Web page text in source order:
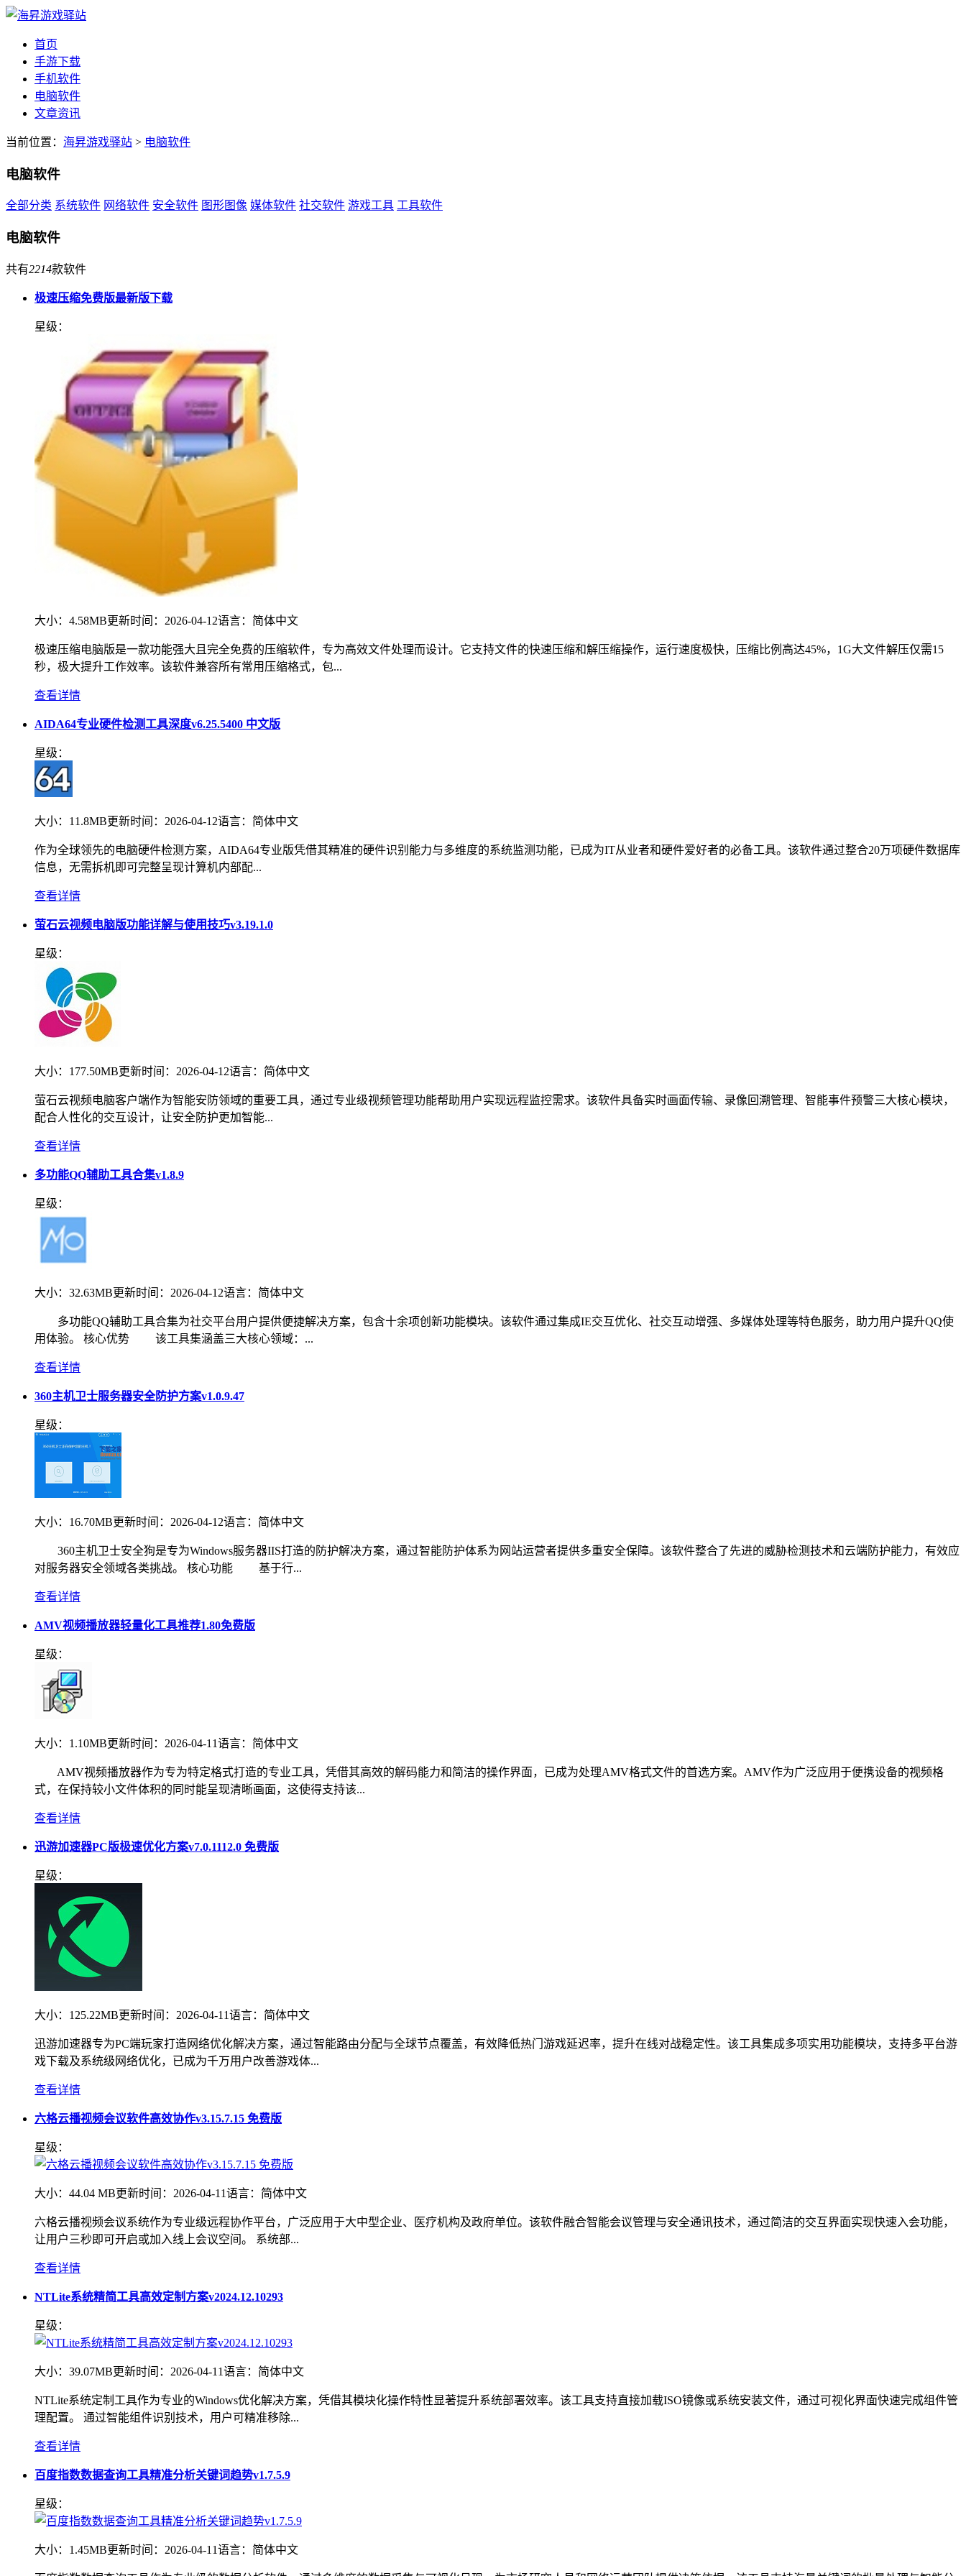
首页
手游下载
手机软件
电脑软件
文章资讯
当前位置： 海昇游戏驿站 > 电脑软件
电脑软件
全部分类 系统软件 网络软件 安全软件 图形图像 媒体软件 社交软件 游戏工具 工具软件
电脑软件
共有2214款软件
极速压缩免费版最新版下载
星级：
大小： 4.58MB更新时间： 2026-04-12语言： 简体中文
极速压缩电脑版是一款功能强大且完全免费的压缩软件，专为高效文件处理而设计。它支持文件的快速压缩和解压缩操作，运行速度极快，压缩比例高达45%，1G大文件解压仅需15
秒，极大提升工作效率。该软件兼容所有常用压缩格式，包...
查看详情
AIDA64专业硬件检测工具深度v6.25.5400 中文版
星级：
大小： 11.8MB更新时间： 2026-04-12语言： 简体中文
作为全球领先的电脑硬件检测方案，AIDA64专业版凭借其精准的硬件识别能力与多维度的系统监测功能，已成为IT从业者和硬件爱好者的必备工具。该软件通过整合20万项硬件数据库
信息，无需拆机即可完整呈现计算机内部配...
查看详情
萤石云视频电脑版功能详解与使用技巧v3.19.1.0
星级：
大小： 177.50MB更新时间： 2026-04-12语言： 简体中文
萤石云视频电脑客户端作为智能安防领域的重要工具，通过专业级视频管理功能帮助用户实现远程监控需求。该软件具备实时画面传输、录像回溯管理、智能事件预警三大核心模块，
配合人性化的交互设计，让安全防护更加智能...
查看详情
多功能QQ辅助工具合集v1.8.9
星级：
大小： 32.63MB更新时间： 2026-04-12语言： 简体中文
多功能QQ辅助工具合集为社交平台用户提供便捷解决方案，包含十余项创新功能模块。该软件通过集成IE交互优化、社交互动增强、多媒体处理等特色服务，助力用户提升QQ使
用体验。 核心优势 该工具集涵盖三大核心领域：...
查看详情
360主机卫士服务器安全防护方案v1.0.9.47
星级：
大小： 16.70MB更新时间： 2026-04-12语言： 简体中文
360主机卫士安全狗是专为Windows服务器IIS打造的防护解决方案，通过智能防护体系为网站运营者提供多重安全保障。该软件整合了先进的威胁检测技术和云端防护能力，有效应
对服务器安全领域各类挑战。 核心功能 基于行...
查看详情
AMV视频播放器轻量化工具推荐1.80免费版
星级：
大小： 1.10MB更新时间： 2026-04-11语言： 简体中文
AMV视频播放器作为专为特定格式打造的专业工具，凭借其高效的解码能力和简洁的操作界面，已成为处理AMV格式文件的首选方案。AMV作为广泛应用于便携设备的视频格
式，在保持较小文件体积的同时能呈现清晰画面，这使得支持该...
查看详情
迅游加速器PC版极速优化方案v7.0.1112.0 免费版
星级：
大小： 125.22MB更新时间： 2026-04-11语言： 简体中文
迅游加速器专为PC端玩家打造网络优化解决方案，通过智能路由分配与全球节点覆盖，有效降低热门游戏延迟率，提升在线对战稳定性。该工具集成多项实用功能模块，支持多平台游
戏下载及系统级网络优化，已成为千万用户改善游戏体...
查看详情
六格云播视频会议软件高效协作v3.15.7.15 免费版
星级：
大小： 44.04 MB更新时间： 2026-04-11语言： 简体中文
六格云播视频会议系统作为专业级远程协作平台，广泛应用于大中型企业、医疗机构及政府单位。该软件融合智能会议管理与安全通讯技术，通过简洁的交互界面实现快速入会功能，
让用户三秒即可开启或加入线上会议空间。 系统部...
查看详情
NTLite系统精简工具高效定制方案v2024.12.10293
星级：
大小： 39.07MB更新时间： 2026-04-11语言： 简体中文
NTLite系统定制工具作为专业的Windows优化解决方案，凭借其模块化操作特性显著提升系统部署效率。该工具支持直接加载ISO镜像或系统安装文件，通过可视化界面快速完成组件管
理配置。 通过智能组件识别技术，用户可精准移除...
查看详情
百度指数数据查询工具精准分析关键词趋势v1.7.5.9
星级：
大小： 1.45MB更新时间： 2026-04-11语言： 简体中文